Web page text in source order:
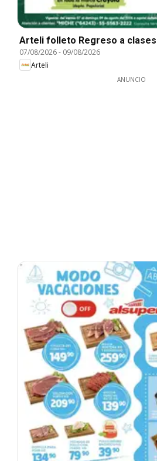
Arteli folleto Regreso a clases
07/08/2026- 09/08/2026
Arteli
ANUNCIO